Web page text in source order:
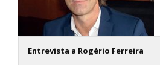
Entrevista a Rogério Ferreira